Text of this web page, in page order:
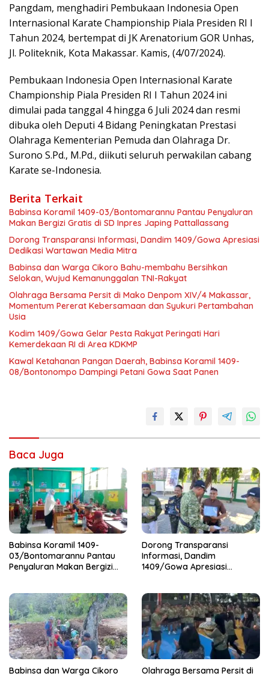
Pangdam, menghadiri Pembukaan Indonesia Open
Internasional Karate Championship Piala Presiden RI I
Tahun 2024, bertempat di JK Arenatorium GOR Unhas,
Jl. Politeknik, Kota Makassar. Kamis, (4/07/2024).
Pembukaan Indonesia Open Internasional Karate
Championship Piala Presiden RI I Tahun 2024 ini
dimulai pada tanggal 4 hingga 6 Juli 2024 dan resmi
dibuka oleh Deputi 4 Bidang Peningkatan Prestasi
Olahraga Kementerian Pemuda dan Olahraga Dr.
Surono S.Pd., M.Pd., diikuti seluruh perwakilan cabang
Karate se-Indonesia.
Berita Terkait
Babinsa Koramil 1409-03/Bontomarannu Pantau Penyaluran
Makan Bergizi Gratis di SD Inpres Japing Pattallassang
Dorong Transparansi Informasi, Dandim 1409/Gowa Apresiasi
Dedikasi Wartawan Media Mitra
Babinsa dan Warga Cikoro Bahu-membahu Bersihkan
Selokan, Wujud Kemanunggalan TNI-Rakyat
Olahraga Bersama Persit di Mako Denpom XIV/4 Makassar,
Momentum Pererat Kebersamaan dan Syukuri Pertambahan
Usia
Kodim 1409/Gowa Gelar Pesta Rakyat Peringati Hari
Kemerdekaan RI di Area KDKMP
Kawal Ketahanan Pangan Daerah, Babinsa Koramil 1409-
08/Bontonompo Dampingi Petani Gowa Saat Panen
Baca Juga
Babinsa Koramil 1409-
03/Bontomarannu Pantau
Penyaluran Makan Bergizi
Dorong Transparansi
Informasi, Dandim
1409/Gowa Apresiasi
Babinsa dan Warga Cikoro Olahraga Bersama Persit di